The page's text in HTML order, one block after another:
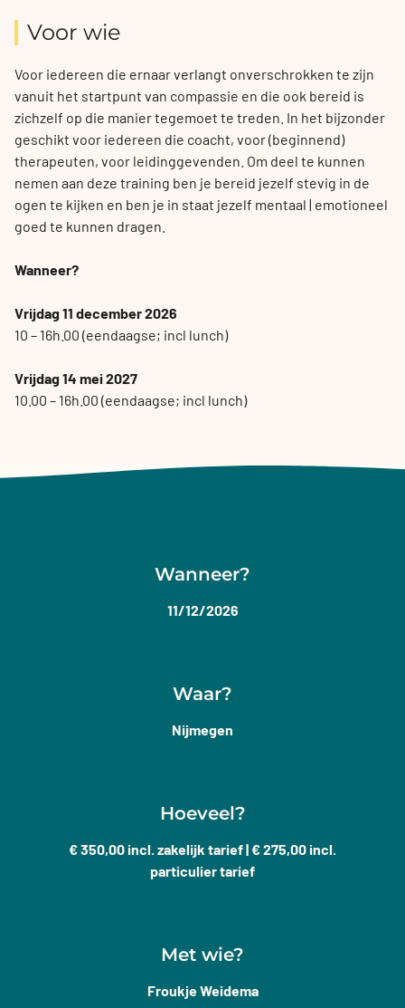
Voor wie
Voor iedereen die ernaar verlangt onverschrokken te zijn
vanuit het startpunt van compassie en die ook bereid is
zichzelf op die manier tegemoet te treden. In het bijzonder
geschikt voor iedereen die coacht, voor (beginnend)
therapeuten, voor leidinggevenden. Om deel te kunnen
nemen aan deze training ben je bereid jezelf stevig in de
ogen te kijken en ben je in staat jezelf mentaal | emotioneel
goed te kunnen dragen.
Wanneer?
Vrijdag 11 december 2026
10 – 16h.00 (eendaagse; incl lunch)
Vrijdag 14 mei 2027
10.00 – 16h.00 (eendaagse; incl lunch)
Wanneer?
11/12/2026
Waar?
Nijmegen
Hoeveel?
€ 350,00 incl. zakelijk tarief | € 275,00 incl.
particulier tarief
Met wie?
Froukje Weidema